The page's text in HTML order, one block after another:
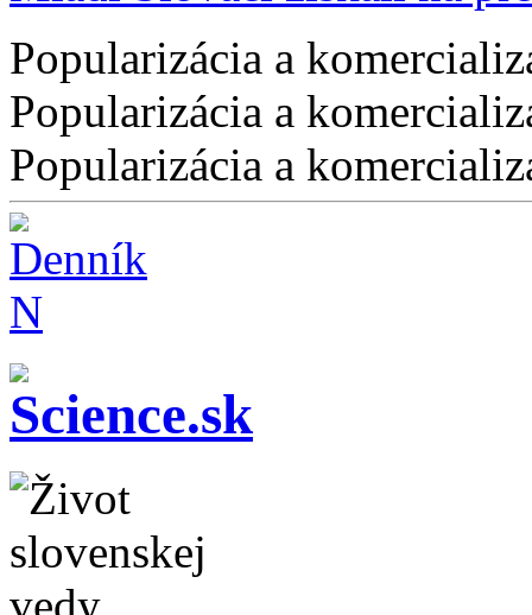
Popularizácia a
Popularizácia a
Popularizácia a